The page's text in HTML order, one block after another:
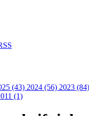
(43) 2024 (56) 2023 (84)
(1)